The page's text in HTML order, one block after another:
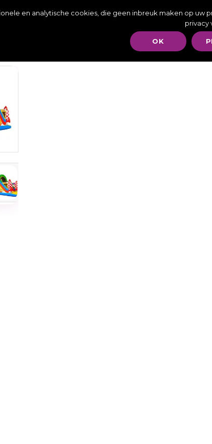
en analytische cookies, die geen inbreuk maken op
privacy
OK